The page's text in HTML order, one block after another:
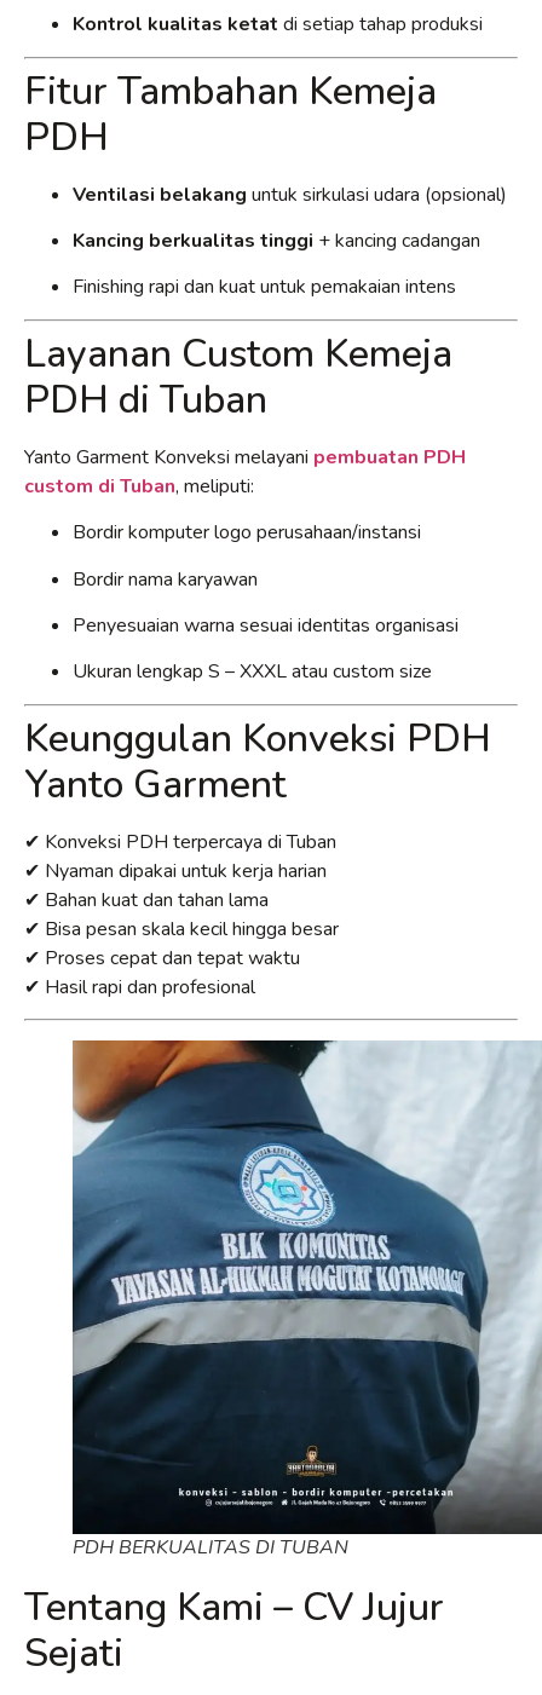
Kontrol kualitas ketat di setiap tahap produksi
Fitur Tambahan Kemeja
PDH
Ventilasi belakang untuk sirkulasi udara (opsional)
Kancing berkualitas tinggi + kancing cadangan
Finishing rapi dan kuat untuk pemakaian intens
Layanan Custom Kemeja
PDH di Tuban
Yanto Garment Konveksi melayani pembuatan PDH
custom di Tuban, meliputi:
Bordir komputer logo perusahaan/instansi
Bordir nama karyawan
Penyesuaian warna sesuai identitas organisasi
Ukuran lengkap S – XXXL atau custom size
Keunggulan Konveksi PDH
Yanto Garment
✔ Konveksi PDH terpercaya di Tuban
✔ Nyaman dipakai untuk kerja harian
✔ Bahan kuat dan tahan lama
✔ Bisa pesan skala kecil hingga besar
✔ Proses cepat dan tepat waktu
✔ Hasil rapi dan profesional
PDH BERKUALITAS DI TUBAN
Tentang Kami – CV Jujur
Sejati